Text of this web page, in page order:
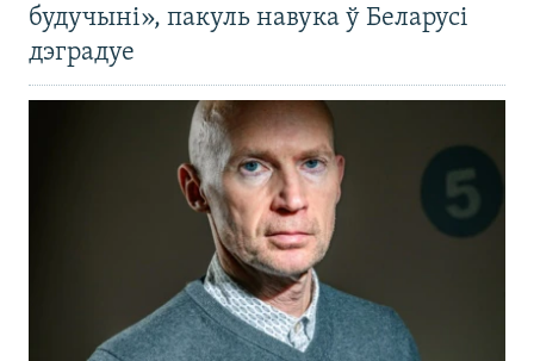
будучыні», пакуль навука ў Беларусі
дэградуе